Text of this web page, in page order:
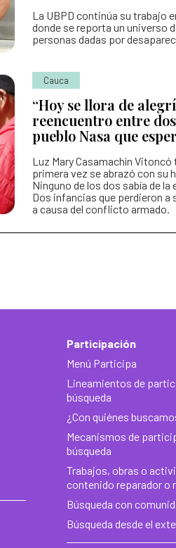
La UBPD continúa su trabajo
donde se reporta un universo
personas dadas por
Cauca
“Hoy se llora de
reencuentro entre
pueblo Nasa que
Luz Mary Casamachín Vitoncó
primera vez se abrazó con su
Ninguno de los dos sabía de
Dos infancias que perdieron a
a causa del conflicto armado.
Participación
Menú Participa
Lineamientos de
búsqueda
¿Con quiénes
Mecanismos de
búsqueda
Trabajos, obras o
contenido reparador o
Búsqueda con
Búsqueda desde el